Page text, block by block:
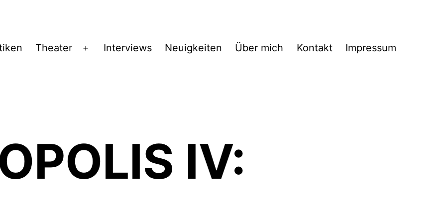
Theater
Menü
Interviews Neuigkeiten Über mich Kontakt Impressum
IV: